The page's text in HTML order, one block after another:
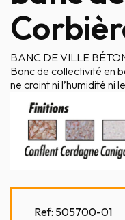
BANC DE VILLE
Banc de collectivité en
ne craint ni l’humidité ni
Ref: 505700-01